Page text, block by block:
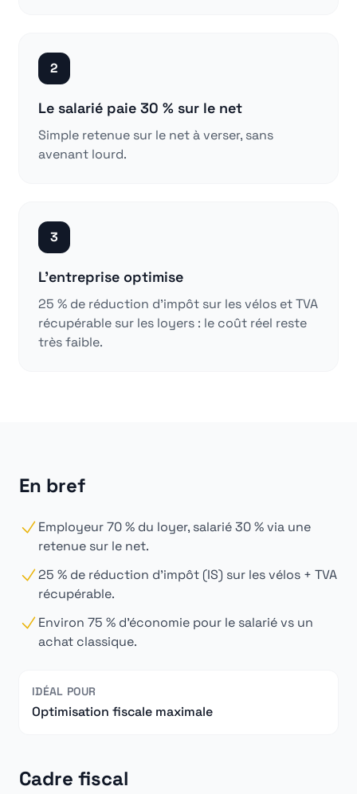
2
Le salarié paie 30 % sur le net
Simple retenue sur le net à verser, sans
avenant lourd.
3
L'entreprise optimise
25 % de réduction d'impôt sur les vélos et TVA
récupérable sur les loyers : le coût réel reste
très faible.
En bref
Employeur 70 % du loyer, salarié 30 % via une
retenue sur le net.
25 % de réduction d'impôt (IS) sur les vélos + TVA
récupérable.
Environ 75 % d'économie pour le salarié vs un
achat classique.
IDÉAL POUR
Optimisation fiscale maximale
Cadre fiscal